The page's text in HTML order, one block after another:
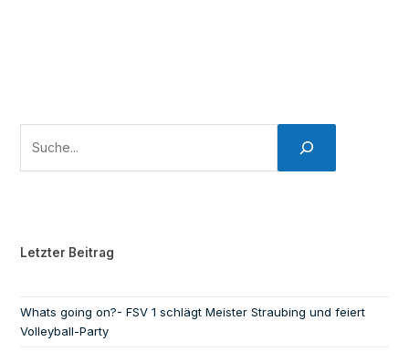
Letzter Beitrag
Whats going on?- FSV 1 schlägt Meister Straubing und feiert
Volleyball-Party